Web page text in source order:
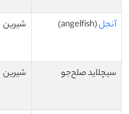
آنجل(angelfish) شیرین
سیچلاید صلح‌جو شیرین